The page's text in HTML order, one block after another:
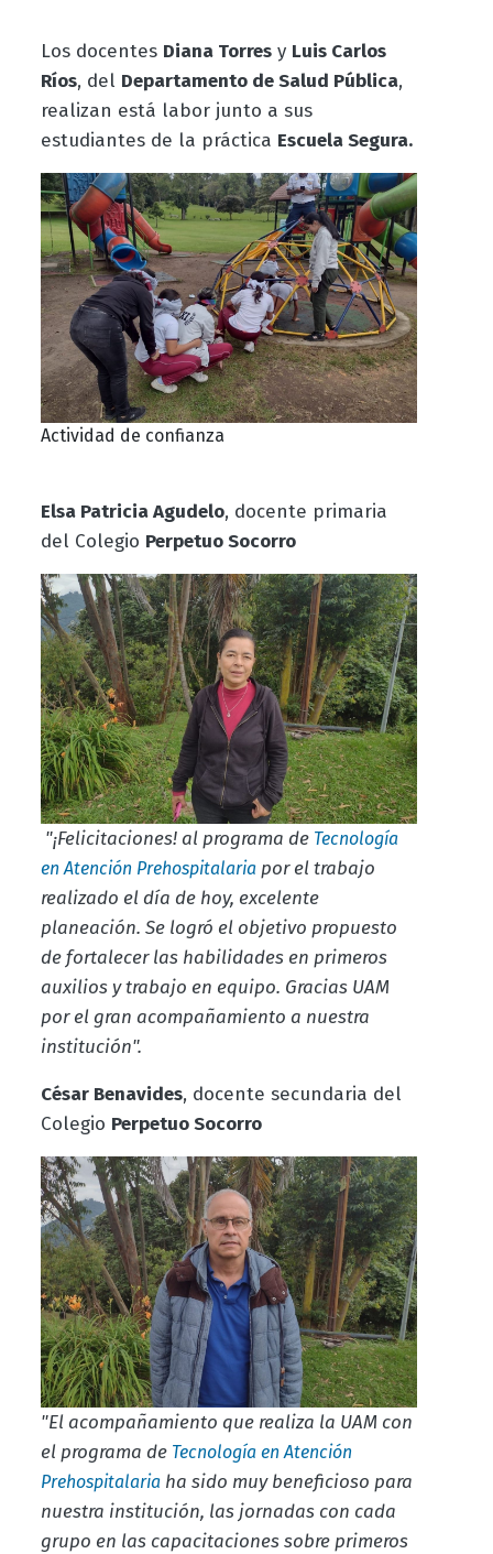
Los docentes Diana Torresy Luis Carlos
Ríos, del Departamento de Salud Pública,
realizan está labor junto a sus
estudiantes de la práctica Escuela Segura.
Actividad de confianza
Elsa Patricia Agudelo, docente primaria
del Colegio Perpetuo Socorro
"¡Felicitaciones! al programa de Tecnología
en Atención Prehospitalariapor el trabajo
realizado el día de hoy, excelente
planeación. Se logró el objetivo propuesto
de fortalecer las habilidades en primeros
auxilios y trabajo en equipo. Gracias UAM
por el gran acompañamiento a nuestra
institución".
César Benavides, docente secundaria del
Colegio Perpetuo Socorro
"El acompañamiento que realiza la UAM con
el programa de Tecnología en Atención
Prehospitalariaha sido muy beneficioso para
nuestra institución, las jornadas con cada
grupo en las capacitaciones sobre primeros